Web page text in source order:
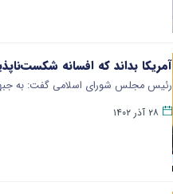
آمریکا بداند که افسانه
رئیس مجلس شورای اسلامی گفت: به جبهه
۲۸ آذر ۱۴۰۲